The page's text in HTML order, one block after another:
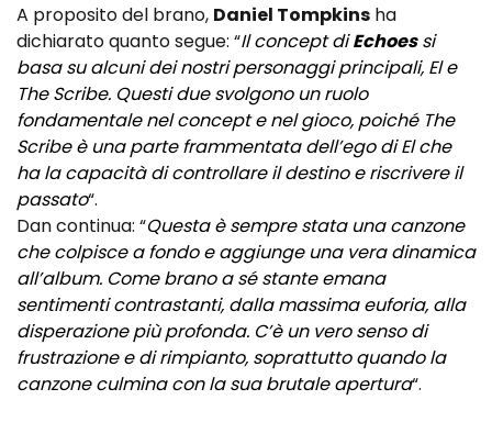
A proposito del brano, Daniel Tompkins ha
dichiarato quanto segue: “Il concept diEchoessi
basa su alcuni dei nostri personaggi principali, El e
The Scribe. Questi due svolgono un ruolo
fondamentale nel concept e nel gioco, poiché The
Scribe è una parte frammentata dell’ego di El che
ha la capacità di controllare il destino e riscrivere il
passato“.
Dan continua: “Questa è sempre stata una canzone
che colpisce a fondo e aggiunge una vera dinamica
all’album. Come brano a sé stante emana
sentimenti contrastanti, dalla massima euforia, alla
disperazione più profonda. C’è un vero senso di
frustrazione e di rimpianto, soprattutto quando la
canzone culmina con la sua brutale apertura“.